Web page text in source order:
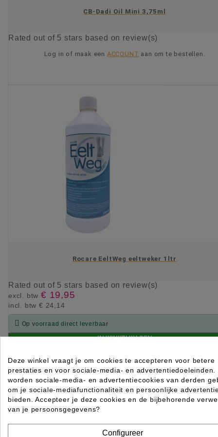
CB-Dadi Oil Mini 3,75ml
Rated out of 5 stars based on review(s)
Log in of maak een ACCOUNT aan om te bestellen.
Rocare EeltWeg eeltweker 1ltr
Rated out of 5 stars based on review(s)
excl. btw € 19,95
incl. btw € 24,14
 Op voorraad direct leverbaar
IN WINKELWAGEN
Deze winkel vraagt je om cookies te accepteren voor betere
prestaties en voor sociale-media- en advertentiedoeleinden.
worden sociale-media- en advertentiecookies van derden
om je sociale-mediafunctionaliteit en persoonlijke
bieden. Accepteer je deze cookies en de bijbehorende
van je persoonsgegevens?
Configureer